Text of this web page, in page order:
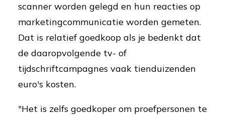
scanner worden gelegd en hun reacties op
marketingcommunicatie worden gemeten.
Dat is relatief goedkoop als je bedenkt dat
de daaropvolgende tv- of
tijdschriftcampagnes vaak tienduizenden
euro's kosten.
"Het is zelfs goedkoper om proefpersonen te